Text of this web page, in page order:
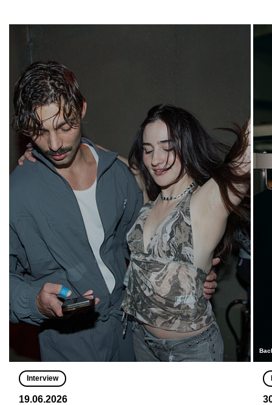
Interview
19.06.2026